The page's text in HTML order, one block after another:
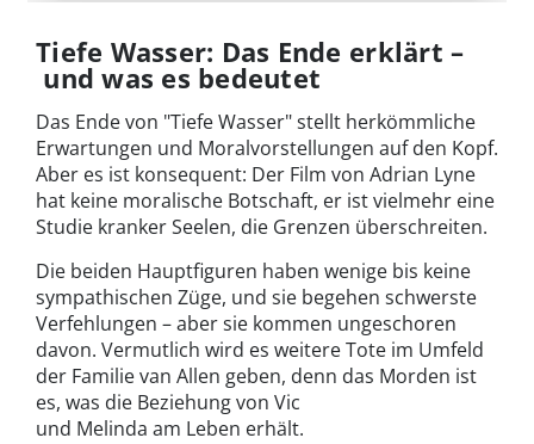
Tiefe Wasser: Das Ende erklärt –
und was es bedeutet
Das Ende von "Tiefe Wasser" stellt herkömmliche
Erwartungen und Moralvorstellungen auf den Kopf.
Aber es ist konsequent: Der Film von Adrian Lyne
hat keine moralische Botschaft, er ist vielmehr eine
Studie kranker Seelen, die Grenzen überschreiten.
Die beiden Hauptfiguren haben wenige bis keine
sympathischen Züge, und sie begehen schwerste
Verfehlungen – aber sie kommen ungeschoren
davon. Vermutlich wird es weitere Tote im Umfeld
der Familie van Allen geben, denn das Morden ist
es, was die Beziehung von Vic
und Melinda am Leben erhält.